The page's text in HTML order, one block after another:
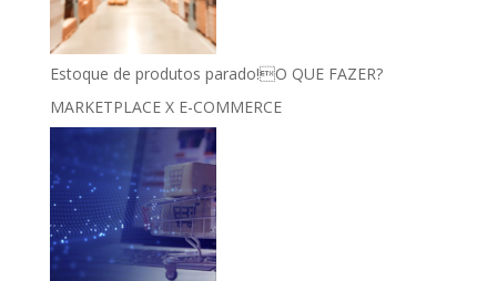
Estoque de produtos parado!O QUE FAZER?
MARKETPLACE X E-COMMERCE